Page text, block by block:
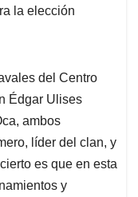
la elección
del Centro
Édgar Ulises
ambos
líder del clan, y
es que en esta
y